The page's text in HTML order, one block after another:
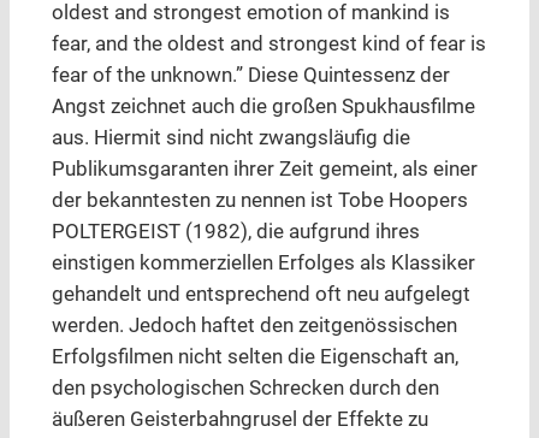
oldest and strongest emotion of mankind is
fear, and the oldest and strongest kind of fear is
fear of the unknown.” Diese Quintessenz der
Angst zeichnet auch die großen Spukhausfilme
aus. Hiermit sind nicht zwangsläufig die
Publikumsgaranten ihrer Zeit gemeint, als einer
der bekanntesten zu nennen ist Tobe Hoopers
POLTERGEIST (1982), die aufgrund ihres
einstigen kommerziellen Erfolges als Klassiker
gehandelt und entsprechend oft neu aufgelegt
werden. Jedoch haftet den zeitgenössischen
Erfolgsfilmen nicht selten die Eigenschaft an,
den psychologischen Schrecken durch den
äußeren Geisterbahngrusel der Effekte zu